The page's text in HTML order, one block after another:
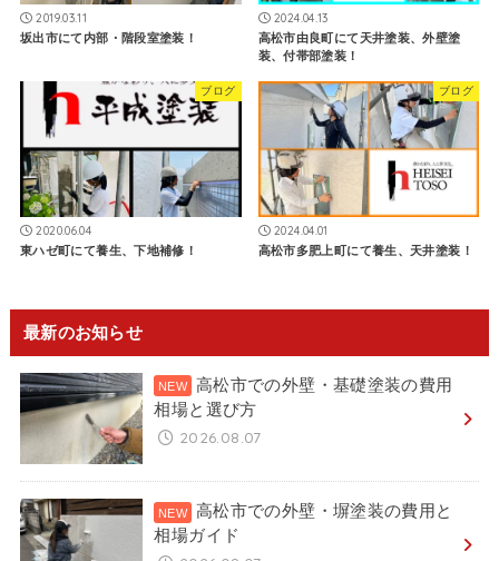
2019.03.11
坂出市にて内部・階段室塗装！
2024.04.13
高松市由良町にて天井塗装、外壁塗
装、付帯部塗装！
ブログ
2020.06.04
東ハゼ町にて養生、下地補修！
ブログ
2024.04.01
高松市多肥上町にて養生、天井塗装！
最新のお知らせ
高松市での外壁・基礎塗装の費用
相場と選び方
2026.08.07
高松市での外壁・塀塗装の費用と
相場ガイド